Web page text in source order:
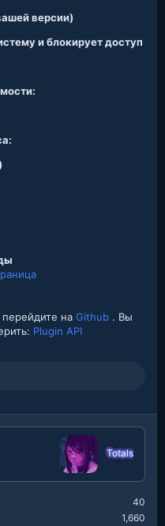
версии)
и блокирует доступ
на Github . Вы
Plugin API
Totals
40
1,660